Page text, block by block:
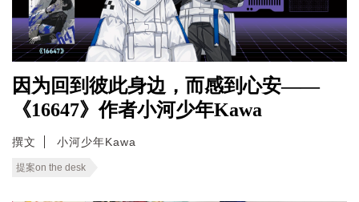
因为回到彼此身边，而感到心安——
《16647》作者小河少年Kawa
撰文 小河少年Kawa
提案on the desk